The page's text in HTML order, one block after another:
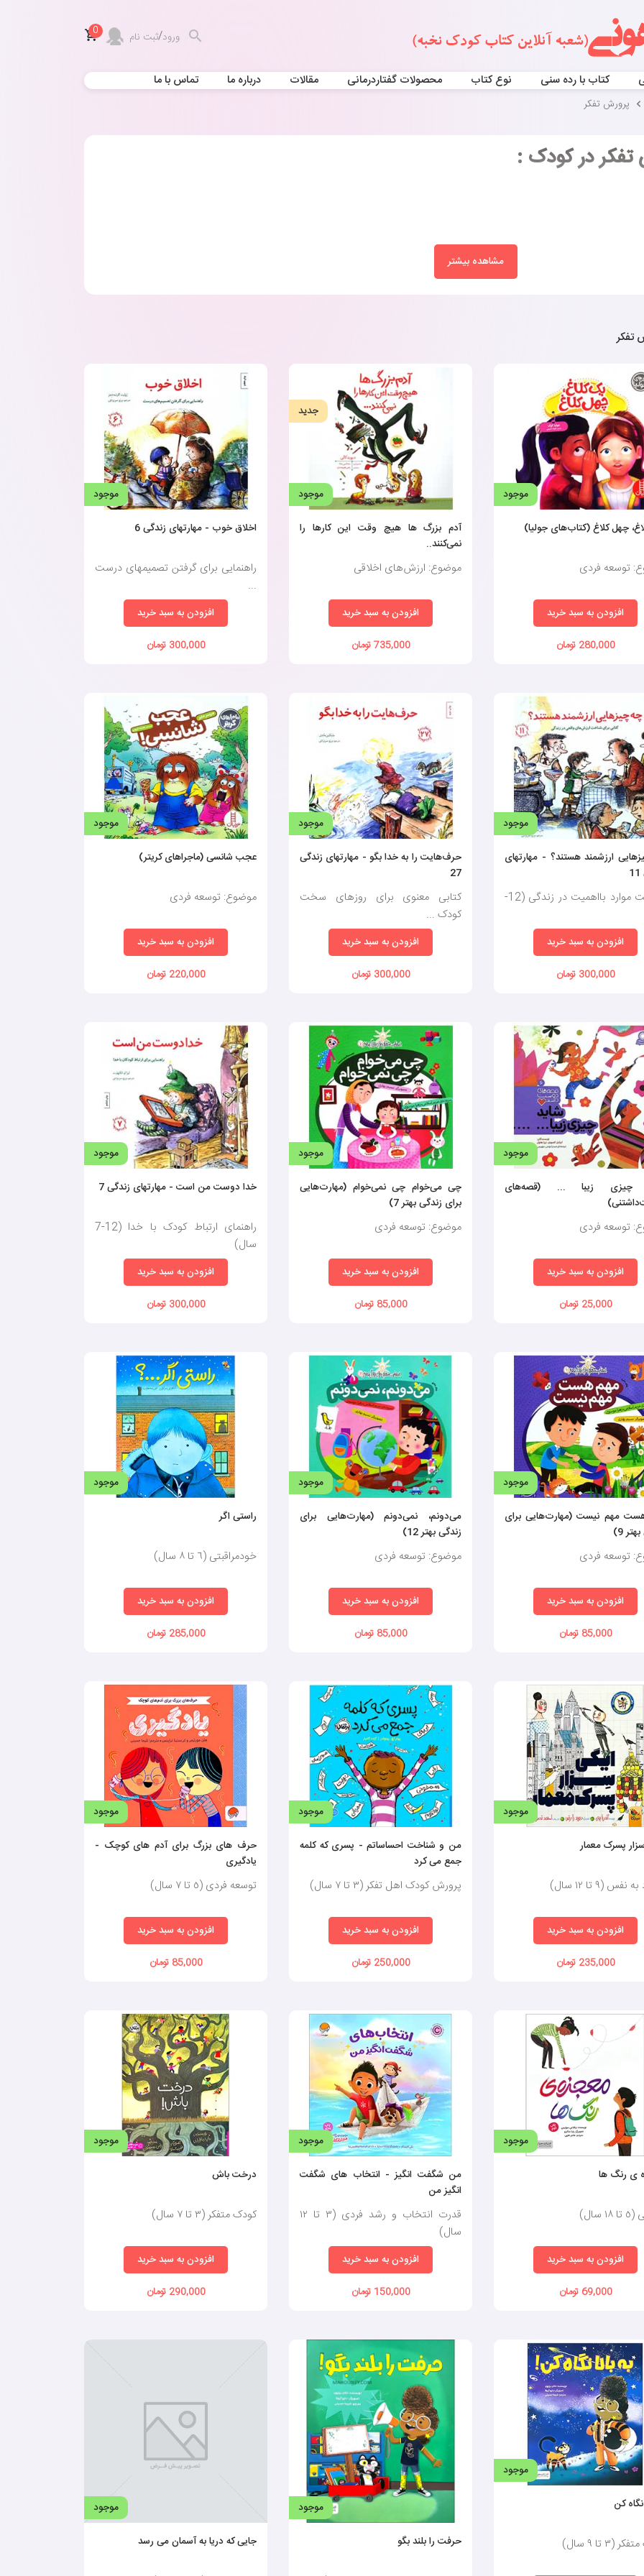
ورود/ثبت نام 0
کتاب با رده سنی نوع کتاب محصولات گفتاردرمانی مقالات درباره ما تماس با ما
پرورش تفکر
در کودک :
مشاهده بیشتر
تفکر
موجود
چهل کلاغ (کتاب‌های جولیا)
توسعه فردی
افزودن به سبد خرید
280,000 تومان
موجود
جدید
آدم‌ بزرگ‌ ها هیچ وقت این کارها را
نمی‌کنند..
موضوع: ارزش‌های اخلاقی
افزودن به سبد خرید
735,000 تومان
موجود
اخلاق خوب - مهارتهای زندگی 6
راهنمایی برای گرفتن تصمیمهای درست
...
افزودن به سبد خرید
300,000 تومان
موجود
ارزشمند هستند؟ - مهارتهای
شناخت موارد بااهمیت در زندگی (12-
افزودن به سبد خرید
300,000 تومان
موجود
حرف‌هایت را به خدا بگو - مهارتهای زندگی
27
کتابی معنوی برای روزهای سخت
کودک ...
افزودن به سبد خرید
300,000 تومان
موجود
عجب شانسی (ماجراهای کریتر)
موضوع: توسعه فردی
افزودن به سبد خرید
220,000 تومان
موجود
چیزی زیبا ... (قصه‌های
توسعه فردی
افزودن به سبد خرید
25,000 تومان
موجود
چی می‌خوام چی نمی‌خوام (مهارت‌هایی
برای زندگی بهتر 7)
موضوع: توسعه فردی
افزودن به سبد خرید
85,000 تومان
موجود
خدا دوست من است - مهارتهای زندگی 7
راهنمای ارتباط کودک با خدا (12-7
سال)
افزودن به سبد خرید
300,000 تومان
موجود
مهم نیست (مهارت‌هایی برای
9)
توسعه فردی
افزودن به سبد خرید
85,000 تومان
موجود
می‌دونم، نمی‌دونم (مهارت‌هایی برای
زندگی بهتر 12)
موضوع: توسعه فردی
افزودن به سبد خرید
85,000 تومان
موجود
راستی اگر
خودمراقبتی (٦ تا ٨ سال)
افزودن به سبد خرید
285,000 تومان
موجود
پسرک معمار
نفس (٩ تا ١٢ سال)
افزودن به سبد خرید
235,000 تومان
موجود
من و شناخت احساساتم - پسری که کلمه
جمع می کرد
پرورش کودک اهل تفکر (٣ تا ٧ سال)
افزودن به سبد خرید
250,000 تومان
موجود
حرف های بزرگ برای آدم های کوچک -
یادگیری
توسعه فردی (٥ تا ٧ سال)
افزودن به سبد خرید
85,000 تومان
موجود
ی رنگ ها
سال)
افزودن به سبد خرید
69,000 تومان
موجود
من شگفت انگیز - انتخاب های شگفت
انگیز من
قدرت انتخاب و رشد فردی (٣ تا ١٢
سال)
افزودن به سبد خرید
150,000 تومان
موجود
درخت باش
کودک متفکر (٣ تا ٧ سال)
افزودن به سبد خرید
290,000 تومان
موجود
نگاه کن
(٣ تا ٩ سال)
موجود
حرفت را بلند بگو
موجود
جایی که دریا به آسمان می رسد